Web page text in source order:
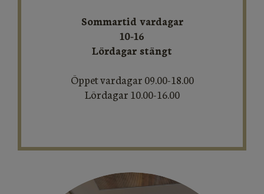
Sommartid vardagar
10-16
Lördagar stängt
​​​​​​​Öppet vardagar 09.00-18.00
Lördagar 10.00-16.00